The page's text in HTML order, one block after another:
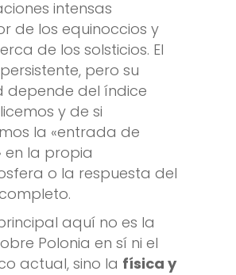
intensas
de los equinoccios y
de los solsticios. El
pero su
depende del índice
y de si
la «entrada de
en la propia
o la respuesta del
aquí no es la
Polonia en sí ni el
actual, sino la física y